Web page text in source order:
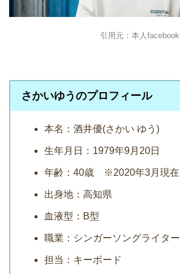
引用元：本人facebook
さかいゆうのプロフィール
本名：酒井優(さかい ゆう)
生年月日：1979年9月20日
年齢：40歳 ※2020年3月現在
出身地：高知県
血液型：B型
職業：シンガーソングライター
担当：キーボード